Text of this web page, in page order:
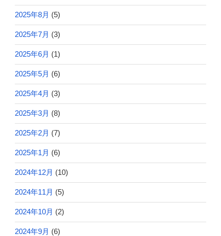
2025年8月 (5)
2025年7月 (3)
2025年6月 (1)
2025年5月 (6)
2025年4月 (3)
2025年3月 (8)
2025年2月 (7)
2025年1月 (6)
2024年12月 (10)
2024年11月 (5)
2024年10月 (2)
2024年9月 (6)